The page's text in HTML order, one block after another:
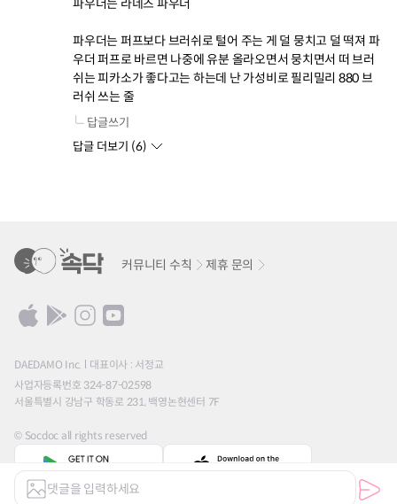
파우더는 라네즈 파우더
파우더는 퍼프보다 브러쉬로 털어 주는 게 덜 뭉치고 덜 떡져 파
우더 퍼프로 바르면 나중에 유분 올라오면서 뭉치면서 떠 브러
쉬는 피카소가 좋다고는 하는데 난 가성비로 필리밀리 880 브
러쉬 쓰는 줄
답글쓰기
답글 더보기 (6)
커뮤니티 수칙 제휴 문의
DAEDAMO Inc.
대표이사 : 서정교
사업자등록번호 324-87-02598
서울특별시 강남구 학동로 231, 백영논현센터 7F
© Socdoc all rights reserved